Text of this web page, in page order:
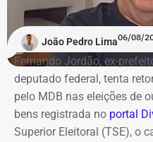
João Pedro Lima06/08/
Fernando Jordão, ex-
deputado federal, tenta
pelo MDB nas eleições de
bens registrada no portal
Superior Eleitoral (TSE), o